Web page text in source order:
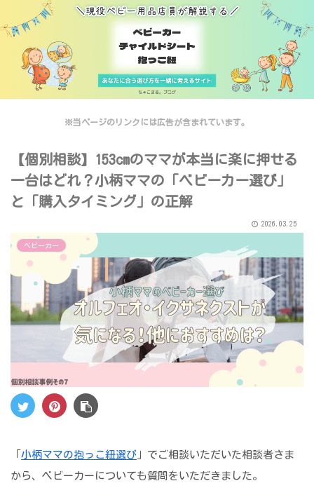
※当ページのリンクには広告が含まれています。
【個別相談】153cmのママが本当に楽に押せる
一台はどれ？小柄ママの「ベビーカー選び」
と「購入タイミング」の正解
2026.03.25
ベビーカー
「 小柄ママの抱っこ紐選び 」でご相談いただいた相談者さま
から、ベビーカーについても質問をいただきました。